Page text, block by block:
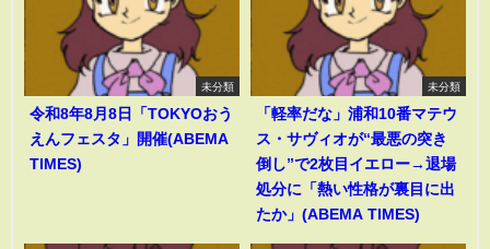
未分類
令和8年8月8日「TOKYOおう
えんフェスタ」開催(ABEMA
TIMES)
未分類
「軽率だな」浦和10番マテウ
ス・サヴィオが“最悪の突き
倒し”で2枚目イエロー→退場
処分に「熱い性格が裏目に出
たか」(ABEMA TIMES)